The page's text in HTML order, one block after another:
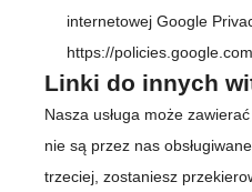
internetowej Google
https://
Linki do innych
Nasza usługa może
nie są przez nas
trzeciej, zostaniesz